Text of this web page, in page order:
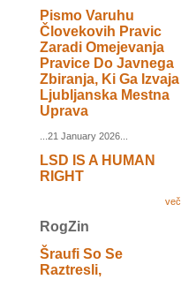
Pismo Varuhu
Človekovih Pravic
Zaradi Omejevanja
Pravice Do Javnega
Zbiranja, Ki Ga Izvaja
Ljubljanska Mestna
Uprava
...21 January 2026...
LSD IS A HUMAN
RIGHT
več
RogZin
Šraufi So Se
Raztresli,